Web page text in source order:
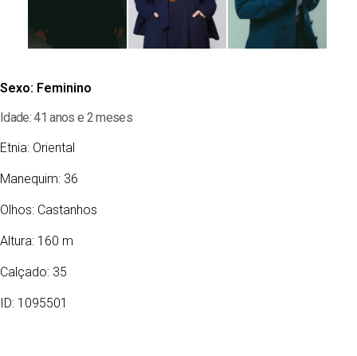
Sexo: Feminino
Idade: 41 anos e 2 meses
Etnia: Oriental
Manequim: 36
Olhos: Castanhos
Altura: 160 m
Calçado: 35
ID: 1095501